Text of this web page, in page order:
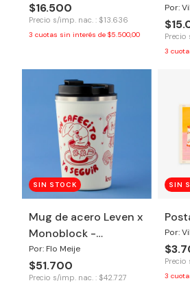
$16.500
Precio s/imp. nac. : $13.636
3 cuotas sin interés de $5.500,00
Por:
Precio
3
SIN STOCK
Mug de acero Leven x
Monoblock -
Cafecito
Por: Flo Meije
$51.700
Precio s/imp. nac. : $42.727
SIN
Por:
Precio
3